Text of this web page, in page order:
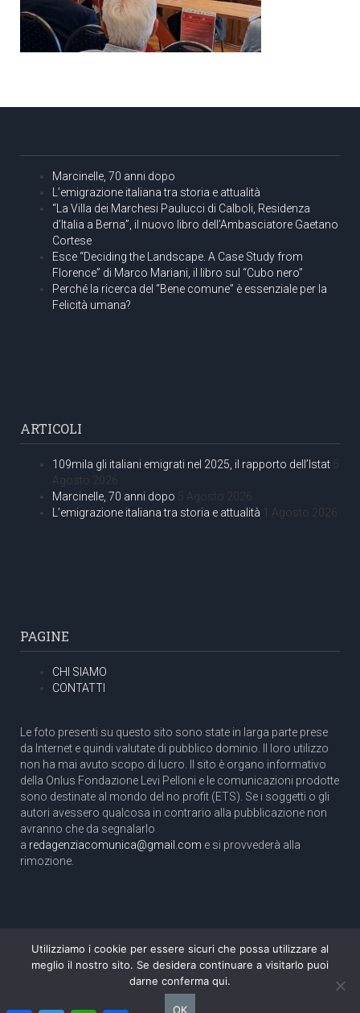
Marcinelle, 70 anni dopo
L’emigrazione italiana tra storia e attualità
“La Villa dei Marchesi Paulucci di Calboli, Residenza
d’Italia a Berna”, il nuovo libro dell’Ambasciatore Gaetano
Cortese
Esce “Deciding the Landscape. A Case Study from
Florence” di Marco Mariani, il libro sul “Cubo nero”
Perché la ricerca del “Bene comune” è essenziale per la
Felicità umana?
ARTICOLI
109mila gli italiani emigrati nel 2025, il rapporto dell’Istat 5
Agosto 2026
Marcinelle, 70 anni dopo 5 Agosto 2026
L’emigrazione italiana tra storia e attualità 1 Agosto 2026
PAGINE
CHI SIAMO
CONTATTI
Le foto presenti su questo sito sono state in larga parte prese
da Internet e quindi valutate di pubblico dominio. Il loro utilizzo
non ha mai avuto scopo di lucro. Il sito è organo informativo
della Onlus Fondazione Levi Pelloni e le comunicazioni prodotte
sono destinate al mondo del no profit (ETS). Se i soggetti o gli
autori avessero qualcosa in contrario alla pubblicazione non
avranno che da segnalarlo
a redagenziacomunica@gmail.com e si provvederà alla
rimozione.
Copyright 2003 com.unica - Tutti i diritti riservati
Aut. Tribunale di Roma N. 466/2003 dell'11/11/2003
Direttore responsabile: Pino Pelloni [direttore@agenziacomunica.net]
Utilizziamo i cookie per essere sicuri che possa utilizzare al
meglio il nostro sito. Se desidera continuare a visitarlo puoi
darne conferma qui.
OK